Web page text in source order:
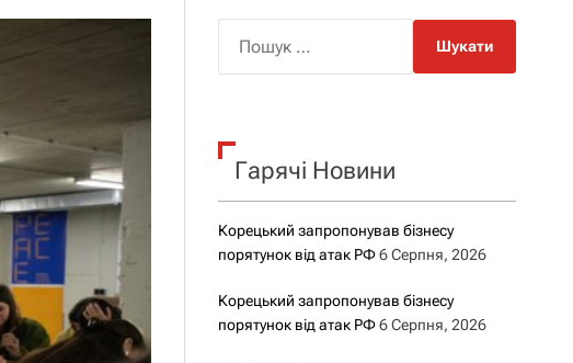
р
о
у
к
Гарячі Новини
Корецький запропонував бізнесу
порятунок від атак РФ 6 Серпня, 2026
Корецький запропонував бізнесу
порятунок від атак РФ 6 Серпня, 2026